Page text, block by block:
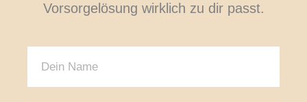
Vorsorgelösung wirklich zu dir passt.